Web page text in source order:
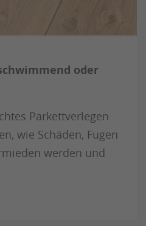
oder
Parkettverlegen
wie Schäden, Fugen
werden und